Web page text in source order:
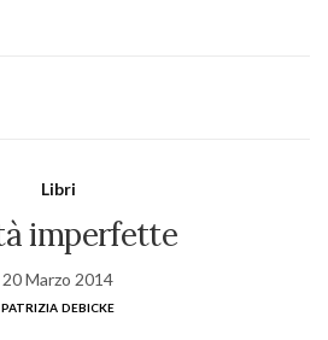
Libri
imperfette
20 Marzo 2014
patrizia debicke